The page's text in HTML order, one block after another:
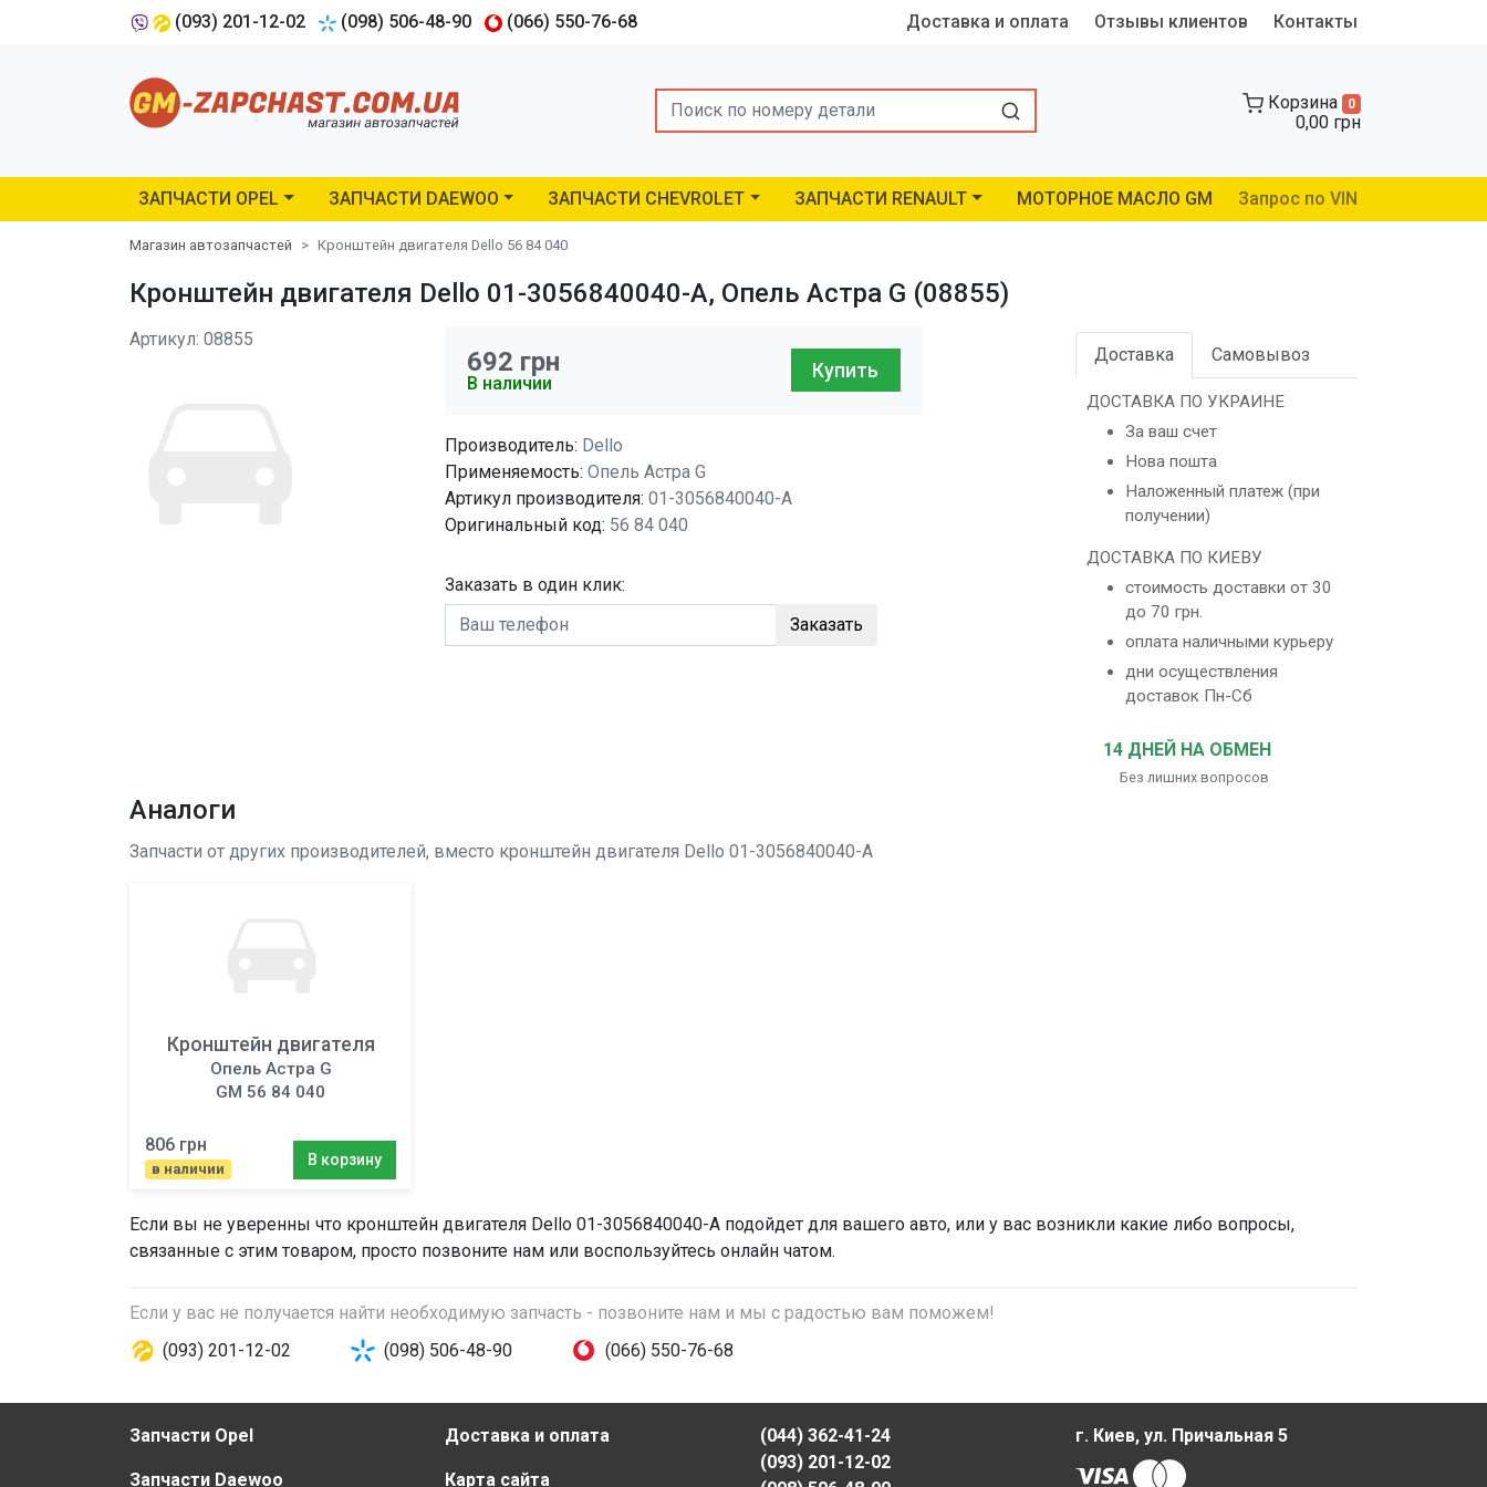
(093) 201-12-02 (098) 506-48-90 (066) 550-76-68 Доставка и оплата Отзывы клиентов Контакты
Search Корзина 0
0,00 грн
ЗАПЧАСТИ OPEL ЗАПЧАСТИ DAEWOO ЗАПЧАСТИ CHEVROLET ЗАПЧАСТИ RENAULT МОТОРНОЕ МАСЛО GM Запрос по VIN
Магазин автозапчастей Кронштейн двигателя Dello 56 84 040
Кронштейн двигателя Dello 01-3056840040-A, Опель Астра G (08855)
Артикул: 08855
692 грн
В наличии
Купить
Производитель: Dello
Применяемость: Опель Астра G
Артикул производителя: 01-3056840040-A
Оригинальный код: 56 84 040
Заказать в один клик:
Заказать
Доставка Самовывоз
ДОСТАВКА ПО УКРАИНЕ
За ваш счет
Нова пошта
Наложенный платеж (при
получении)
ДОСТАВКА ПО КИЕВУ
стоимость доставки от 30
до 70 грн.
оплата наличными курьеру
дни осуществления
доставок Пн-Сб
14 ДНЕЙ НА ОБМЕН
Без лишних вопросов
Аналоги
Запчасти от других производителей, вместо кронштейн двигателя Dello 01-3056840040-A
Кронштейн двигателя
Опель Астра G
GM 56 84 040
806 грн
в наличии
В корзину
Если вы не уверенны что кронштейн двигателя Dello 01-3056840040-A подойдет для вашего авто, или у вас возникли какие либо вопросы,
связанные с этим товаром, просто позвоните нам или воспользуйтесь онлайн чатом.
Если у вас не получается найти необходимую запчасть - позвоните нам и мы с радостью вам поможем!
(093) 201-12-02
(098) 506-48-90 (066) 550-76-68
Запчасти Opel
Запчасти Daewoo
Доставка и оплата
Карта сайта
(044) 362-41-24
(093) 201-12-02
г. Киев, ул. Причальная 5